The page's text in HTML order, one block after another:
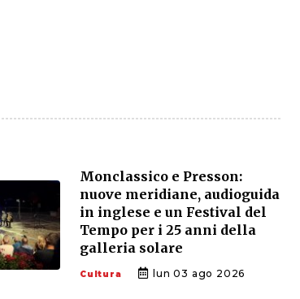
Monclassico e Presson:
nuove meridiane, audioguida
in inglese e un Festival del
Tempo per i 25 anni della
galleria solare
Cultura lun 03 ago 2026